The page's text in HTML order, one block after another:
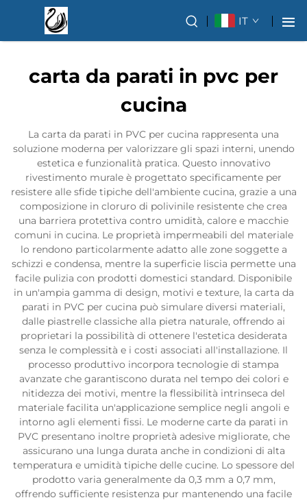
IT
carta da parati in pvc per
cucina
La carta da parati in PVC per cucina rappresenta una
soluzione moderna per valorizzare gli spazi interni, unendo
estetica e funzionalità pratica. Questo innovativo
rivestimento murale è progettato specificamente per
resistere alle sfide tipiche dell'ambiente cucina, grazie a una
composizione in cloruro di polivinile resistente che crea
una barriera protettiva contro umidità, calore e macchie
comuni in cucina. Le proprietà impermeabili del materiale
lo rendono particolarmente adatto alle zone soggette a
schizzi e condensa, mentre la superficie liscia permette una
facile pulizia con prodotti domestici standard. Disponibile
in un'ampia gamma di design, motivi e texture, la carta da
parati in PVC per cucina può simulare diversi materiali,
dalle piastrelle classiche alla pietra naturale, offrendo ai
proprietari la possibilità di ottenere l'estetica desiderata
senza le complessità e i costi associati all'installazione. Il
processo produttivo incorpora tecnologie di stampa
avanzate che garantiscono durata nel tempo dei colori e
nitidezza dei motivi, mentre la flessibilità intrinseca del
materiale facilita un'applicazione semplice negli angoli e
intorno agli elementi fissi. Le moderne carte da parati in
PVC presentano inoltre proprietà adesive migliorate, che
assicurano una lunga durata anche in condizioni di alta
temperatura e umidità tipiche delle cucine. Lo spessore del
prodotto varia generalmente da 0,3 mm a 0,7 mm,
offrendo sufficiente resistenza pur mantenendo una facile